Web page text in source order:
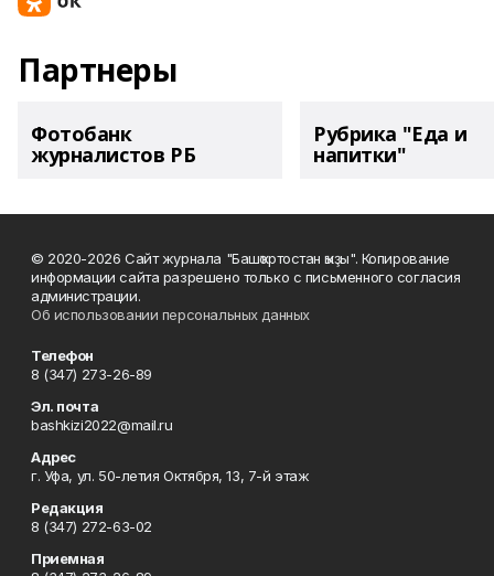
Партнеры
Фотобанк
журналистов РБ
Рубрика "Еда и
напитки"
© 2020-2026 Сайт журнала "Башҡортостан ҡыҙы". Копирование
информации сайта разрешено только с письменного согласия
администрации.
Об использовании персональных данных
Телефон
8 (347) 273-26-89
Эл. почта
bashkizi2022@mail.ru
Адрес
г. Уфа, ул. 50-летия Октября, 13, 7-й этаж
Редакция
8 (347) 272-63-02
Приемная